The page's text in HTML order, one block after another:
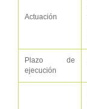
Actuación
Plazo de
ejecución